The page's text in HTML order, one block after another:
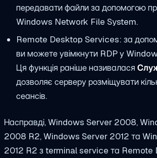
передавати файли за допомогою
Windows Network File System.
Remote Desktop Services: за
ви можете увімкнути RDP у
Ця функція раніше називалася
дозволяє серверу розміщувати
сеансів.
Насправді, Windows Server 2008,
2008 R2, Windows Server 2012 та
2012 R2 з terminal service та Remote